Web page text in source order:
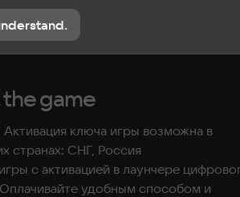
game
ключа игры возможна в
странах: СНГ, Россия
с активацией в лаунчере
Оплачивайте удобным способом и